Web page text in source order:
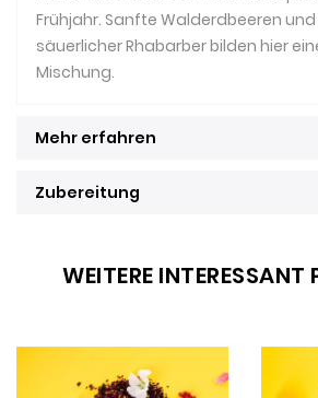
Frühjahr. Sanfte Walderdbeeren
säuerlicher Rhabarber bilden hier
Mischung.
Mehr erfahren
Zubereitung
WEITERE INTERESSANT